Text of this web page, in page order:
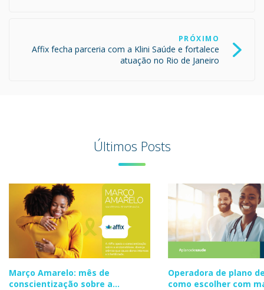
PRÓXIMO
Affix fecha parceria com a Klini Saúde e fortalece
atuação no Rio de Janeiro
Últimos Posts
Março Amarelo: mês de
conscientização sobre a
Operadora de plano
como escolher com